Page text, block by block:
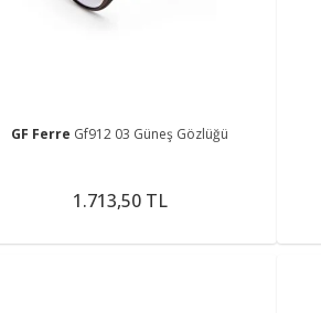
GF Ferre Gf912 03 Güneş Gözlüğü
1.713,50 TL